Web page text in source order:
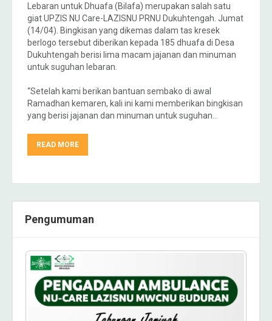
Lebaran untuk Dhuafa (Bilafa) merupakan salah satu
giat UPZIS NU Care-LAZISNU PRNU Dukuhtengah. Jumat
(14/04). Bingkisan yang dikemas dalam tas kresek
berlogo tersebut diberikan kepada 185 dhuafa di Desa
Dukuhtengah berisi lima macam jajanan dan minuman
untuk suguhan lebaran.
“Setelah kami berikan bantuan sembako di awal
Ramadhan kemaren, kali ini kami memberikan bingkisan
yang berisi jajanan dan minuman untuk suguhan…
READ MORE
Pengumuman